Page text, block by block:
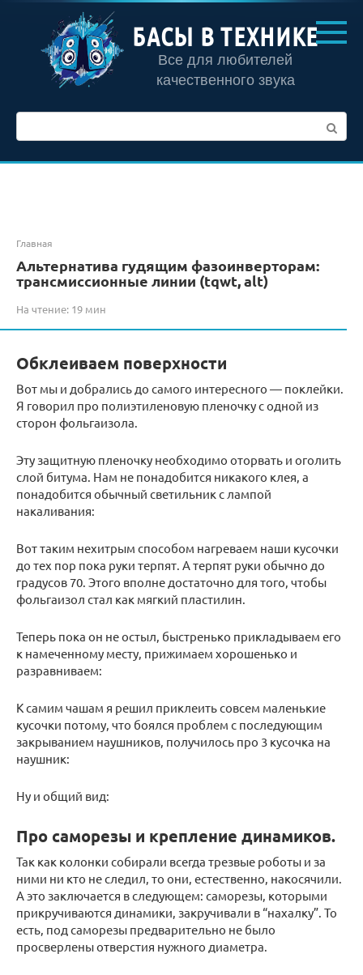
контенту
БАСЫ В ТЕХНИКЕ
Все для любителей
качественного звука
Главная
Альтернатива гудящим фазоинверторам:
трансмиссионные линии (tqwt, alt)
На чтение: 19 мин
Обклеиваем поверхности
Вот мы и добрались до самого интересного — поклейки.
Я говорил про полиэтиленовую пленочку с одной из
сторон фольгаизола.
Эту защитную пленочку необходимо оторвать и оголить
слой битума. Нам не понадобится никакого клея, а
понадобится обычный светильник с лампой
накаливания:
Вот таким нехитрым способом нагреваем наши кусочки
до тех пор пока руки терпят. А терпят руки обычно до
градусов 70. Этого вполне достаточно для того, чтобы
фольгаизол стал как мягкий пластилин.
Теперь пока он не остыл, быстренько прикладываем его
к намеченному месту, прижимаем хорошенько и
разравниваем:
К самим чашам я решил приклеить совсем маленькие
кусочки потому, что боялся проблем с последующим
закрыванием наушников, получилось про 3 кусочка на
наушник:
Ну и общий вид:
Про саморезы и крепление динамиков.
Так как колонки собирали всегда трезвые роботы и за
ними ни кто не следил, то они, естественно, накосячили.
А это заключается в следующем: саморезы, которыми
прикручиваются динамики, закручивали в “нахалку”. То
есть, под саморезы предварительно не было
просверлены отверстия нужного диаметра.